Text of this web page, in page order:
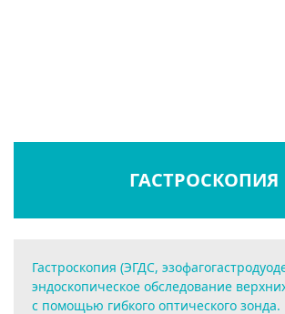
ГАСТРОСКОПИЯ
Гастроскопия (ЭГДС,
эндоскопическое обследование
с помощью гибкого оптического зонда.